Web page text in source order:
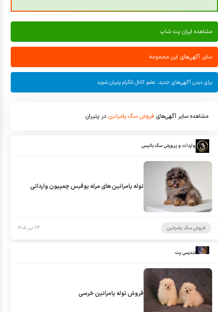
مشاهده ایران پت شاپ
سایر آگهی‌های این مجموعه
برای دیدن آگهی‌های جدید، عضو کانال تلگرام پتیران شوید
مشاهده سایر آگهی‌های فروش سگ پامرانین در پتیران
واردات و پرورش سگ باتیس
توله پامرانین های مرله بوفیس چمپیون وارداتی
فروش سگ پامرانین ۲۳ تیر ۱۴۰۵
تندیس پت
فروش توله پامرانین خرسی